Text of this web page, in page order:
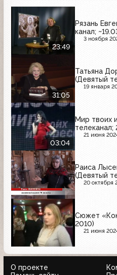
23:49
Рязань
канал;
3 ноября
31:05
Татьяна
(Девятый
19 января
03:04
Мир твоих
телеканал;
21 июня
Раиса
(Девятый
20 октября
Сюжет
2010)
21 июня
О проекте